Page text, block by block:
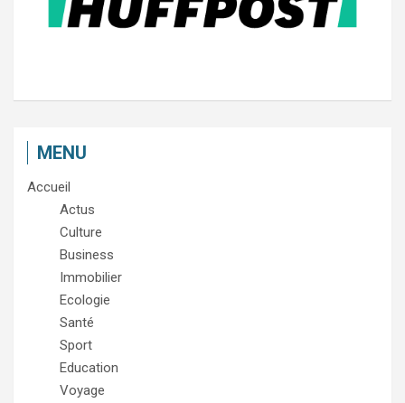
MENU
Accueil
Actus
Culture
Business
Immobilier
Ecologie
Santé
Sport
Education
Voyage